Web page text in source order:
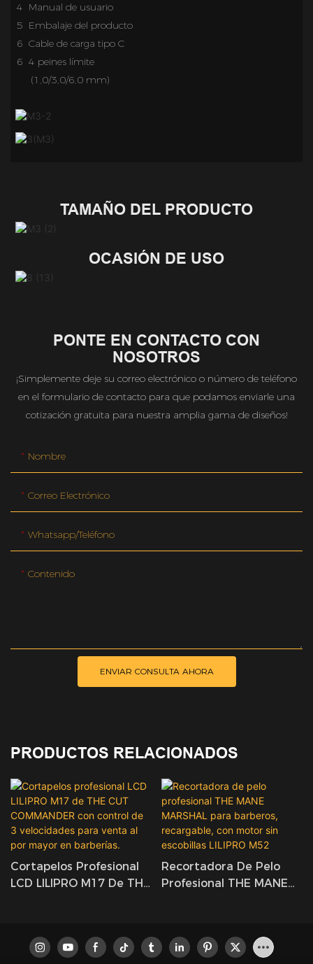
4 Manual de usuario
5 Embalaje del producto
6 Cable de carga tipo C
6 4 peines límite
(1,0/3,0/6,0 mm)
TAMAÑO DEL PRODUCTO
OCASIÓN DE USO
PONTE EN CONTACTO CON
NOSOTROS
¡Simplemente deje su correo electrónico o número de teléfono
en el formulario de contacto para que podamos enviarle una
cotización gratuita para nuestra amplia gama de diseños!
Nombre
Correo Electrónico
Whatsapp/teléfono
Contenido
ENVIAR CONSULTA AHORA
PRODUCTOS RELACIONADOS
Cortapelos Profesional
LCD LILIPRO M17 De THE
Velocidades Para Venta
Al Por Mayor En
Recortadora De Pelo
Profesional THE MANE
Con Motor Sin Escobillas
LILIPRO M52